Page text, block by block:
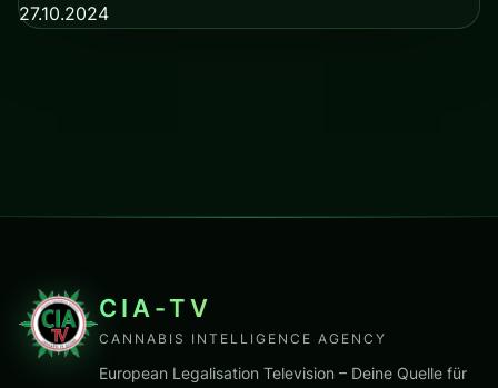
27.10.2024
CIA-TV
CANNABIS INTELLIGENCE AGENCY
European Legalisation Television – Deine Quelle für